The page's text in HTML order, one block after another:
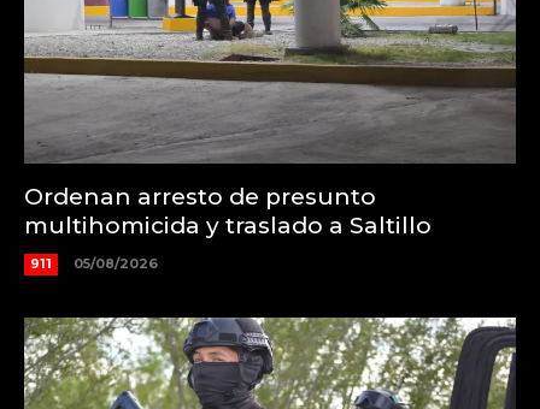
Ordenan arresto de presunto
multihomicida y traslado a Saltillo
911 05/08/2026